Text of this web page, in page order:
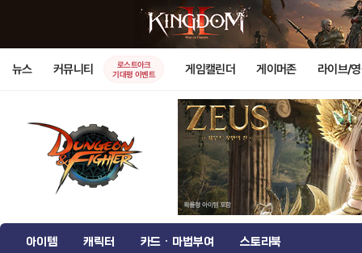
뉴스 커뮤니티
로스트아크
기대평 이벤트
게임캘린더 게이머존 라이브/
아이템 캐릭터 카드 · 마법부여 스토리북